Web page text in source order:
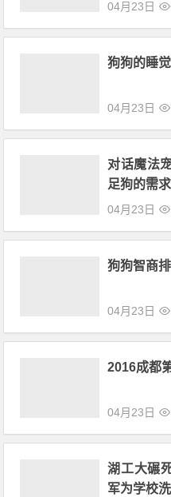
04月23日
狗狗的睡
04月23日
对话魔法
足狗的需求
04月23日
狗狗智商
04月23日
2016成都
04月23日
湖工大碾
军为学校